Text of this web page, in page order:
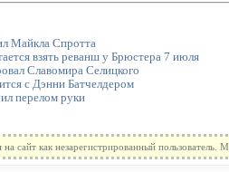
Майкла Спротта
взять реванш у Брюстера 7 июля
Славомира Селицкого
с Дэнни Батчелдером
перелом руки
сайт как незарегистрированный